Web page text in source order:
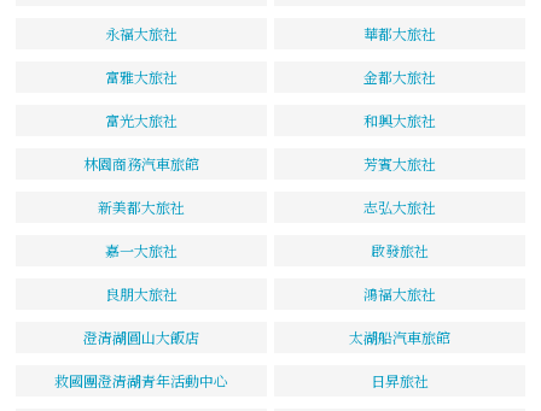
永福大旅社 華都大旅社
富雅大旅社 金都大旅社
富光大旅社 和興大旅社
林園商務汽車旅館 芳賓大旅社
新美都大旅社 志弘大旅社
嘉一大旅社 啟發旅社
良朋大旅社 鴻福大旅社
澄清湖圓山大飯店 太湖船汽車旅館
救國團澄清湖青年活動中心 日昇旅社